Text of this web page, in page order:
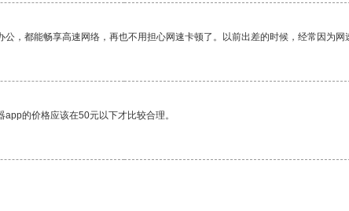
，都能畅享高速网络，再也不用担心网速卡顿了。以前出差的时候，经常因为
的价格应该在50元以下才比较合理。